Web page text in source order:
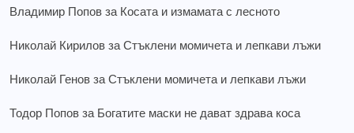
Владимир Попов за Косата и измамата с лесното
Николай Кирилов заСтъклени момичета и лепкави лъжи
Николай Генов заСтъклени момичета и лепкави лъжи
Тодор Попов за Богатите маски не дават здрава коса